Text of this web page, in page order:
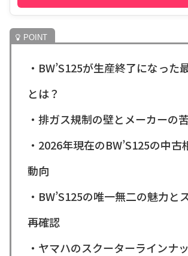
・BW’S125が生産終了になった
とは？
・排ガス規制の壁とメーカーの
・2026年現在のBW’S125の中古
動向
・BW’S125の唯一無二の魅力と
再確認
・ヤマハのスクーターラインナ